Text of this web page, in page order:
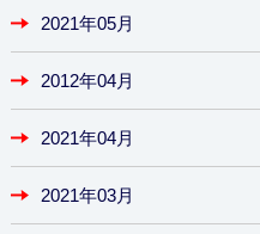
2021年05月
2012年04月
2021年04月
2021年03月